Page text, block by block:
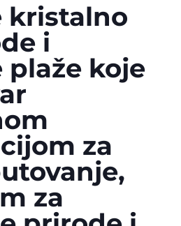
kristalno
i
plaže koje
za
za